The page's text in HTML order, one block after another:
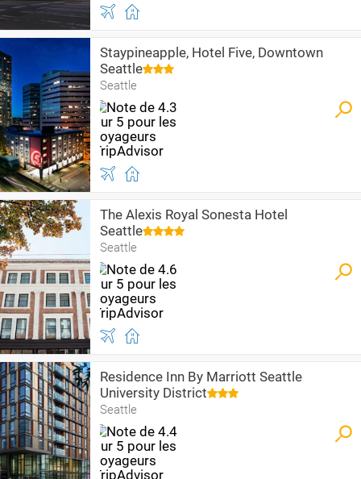
Staypineapple, Hotel Five, Downtown
Seattle
Seattle
The Alexis Royal Sonesta Hotel
Seattle
Seattle
Residence Inn By Marriott Seattle
University District
Seattle